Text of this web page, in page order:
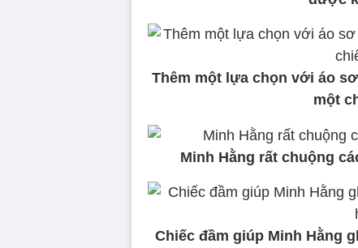
Thêm một lựa chọn với áo
một
Minh Hằng rất chuộng
Chiếc đầm giúp Minh Hằng